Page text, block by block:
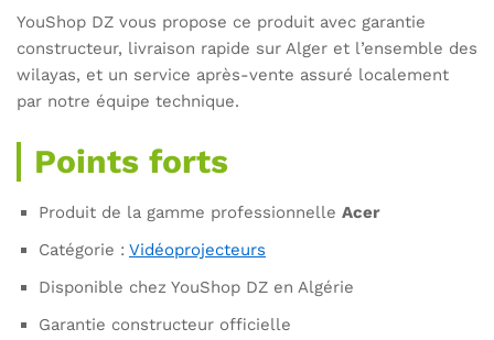
YouShop DZ vous propose ce produit avec garantie
constructeur, livraison rapide sur Alger et l’ensemble des
wilayas, et un service après-vente assuré localement
par notre équipe technique.
Points forts
Produit de la gamme professionnelle Acer
Catégorie : Vidéoprojecteurs
Disponible chez YouShop DZ en Algérie
Garantie constructeur officielle